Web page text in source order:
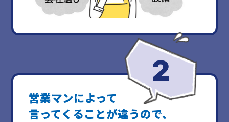
営業マンによって
言ってくることが違うので、